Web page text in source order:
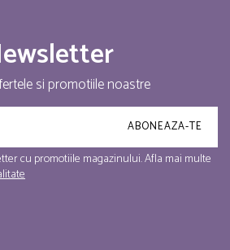
si promotiile noastre
cu promotiile magazinului. Afla mai multe